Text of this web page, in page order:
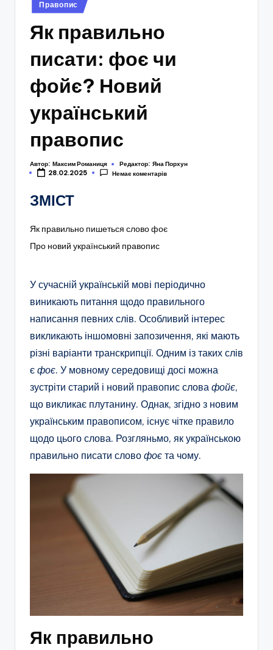
у
Правопис
Як правильно
писати: фоє чи
фойє? Новий
український
правопис
Автор: Максим Романиця Редактор: Яна Порхун
28.02.2025
Немає коментарів
ЗМІСТ
Як правильно пишеться слово фоє
Про новий український правопис
У сучасній українській мові періодично
виникають питання щодо правильного
написання певних слів. Особливий інтерес
викликають іншомовні запозичення, які мають
різні варіанти транскрипції. Одним із таких слів
є фоє. У мовному середовищі досі можна
зустріти старий і новий правопис слова фойє,
що викликає плутанину. Однак, згідно з новим
українським правописом, існує чітке правило
щодо цього слова. Розгляньмо, як українською
правильно писати слово фоє та чому.
Як правильно